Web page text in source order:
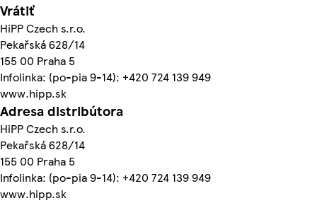
Vrátiť
HiPP Czech s.r.o.
Pekařská 628/14
155 00 Praha 5
Infolinka: (po-pia 9-14): +420 724 139 949
www.hipp.sk
Adresa distribútora
HiPP Czech s.r.o.
Pekařská 628/14
155 00 Praha 5
Infolinka: (po-pia 9-14): +420 724 139 949
www.hipp.sk